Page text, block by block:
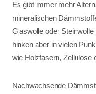
Es gibt immer mehr
mineralischen
Glaswolle oder
hinken aber in vielen
wie Holzfasern, Zellulose
Nachwachsende